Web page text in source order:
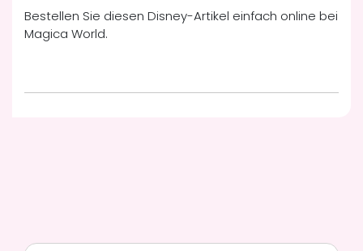
Bestellen Sie diesen Disney-Artikel einfach online bei
Magica World.